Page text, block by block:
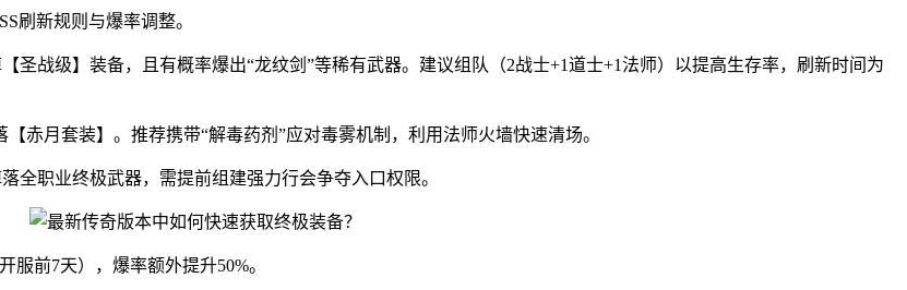
刷新规则与爆率调整。
圣战级】装备，且有概率爆出“龙纹剑”等稀有武器。建议组队（2战士+1道士+1法师）以提高生存率，刷新时间为
赤月套装】。推荐携带“解毒药剂”应对毒雾机制，利用法师火墙快速清场。
全职业终极武器，需提前组建强力行会争夺入口权限。
服前7天），爆率额外提升50%。